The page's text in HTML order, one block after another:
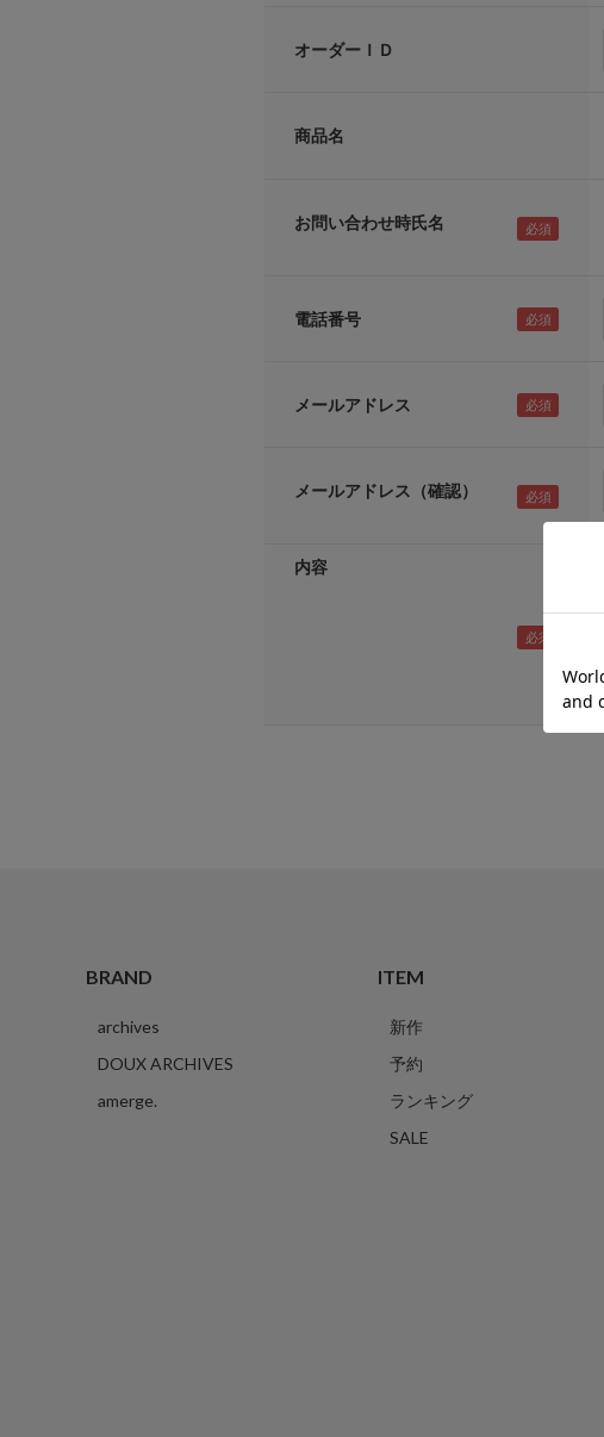
オーダーＩＤ
商品名
お問い合わせ時氏名
電話番号
メールアドレス
メールアドレス（確認）
内容
BRAND
archives
DOUX ARCHIVES
amerge.
ITEM
新作
予約
ランキング
SALE